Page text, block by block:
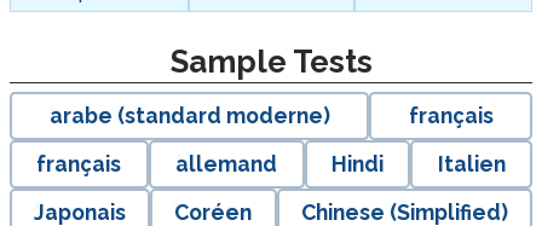
Sample Tests
arabe (standard moderne)
français
français
allemand Hindi
Italien
Japonais
Coréen
Chinese (Simplified)